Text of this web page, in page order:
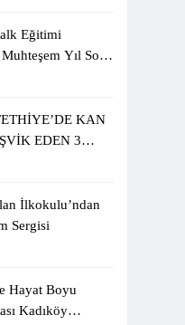
Eğitimi
Yıl Sonu
KAN
EDEN 3
İlkokulu’ndan
Sergisi
Hayat Boyu
Kadıköy